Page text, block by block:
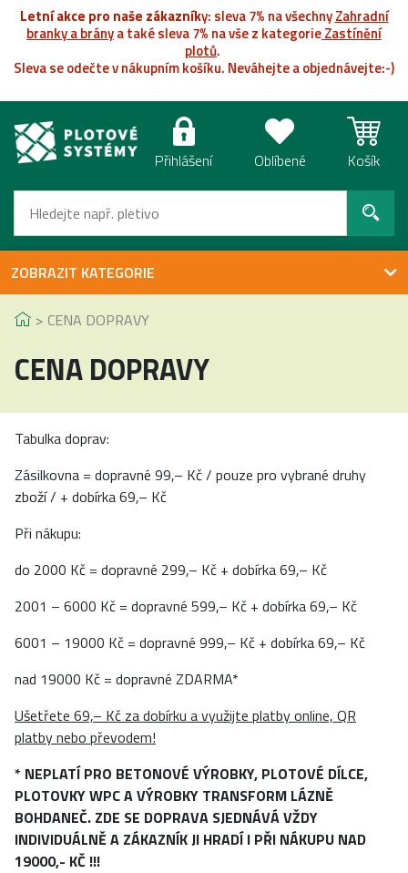
Letní akce pro naše zákazníky: sleva 7% na všechnyZahradní
branky a bránya také sleva 7% na vše z kategorieZastínění
plotů.
Sleva se odečte v nákupním košíku. Neváhejte a objednávejte:-)
Přihlášení Oblíbené Košík
ZOBRAZIT KATEGORIE
CENA DOPRAVY
CENA DOPRAVY
Tabulka doprav:
Zásilkovna = dopravné 99,– Kč / pouze pro vybrané druhy
zboží / + dobírka 69,– Kč
Při nákupu:
do 2000 Kč = dopravné 299,– Kč + dobírka 69,– Kč
2001 – 6000 Kč = dopravné 599,– Kč + dobírka 69,– Kč
6001 – 19000 Kč = dopravné 999,– Kč + dobírka 69,– Kč
nad 19000 Kč = dopravné ZDARMA*
Ušetřete 69,– Kč za dobírku a využijte platby online, QR
platby nebo převodem!
* NEPLATÍ PRO BETONOVÉ VÝROBKY, PLOTOVÉ DÍLCE,
PLOTOVKY WPC A VÝROBKY TRANSFORM LÁZNĚ
BOHDANEČ. ZDE SE DOPRAVA SJEDNÁVÁ VŽDY
INDIVIDUÁLNĚ A ZÁKAZNÍK JI HRADÍ I PŘI NÁKUPU NAD
19000,- KČ !!!